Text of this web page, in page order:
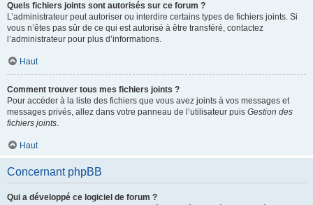
Quels fichiers joints sont autorisés sur ce forum ?
L’administrateur peut autoriser ou interdire certains types de fichiers joints. Si
vous n’êtes pas sûr de ce qui est autorisé à être transféré, contactez
l’administrateur pour plus d’informations.
Haut
Comment trouver tous mes fichiers joints ?
Pour accéder à la liste des fichiers que vous avez joints à vos messages et
messages privés, allez dans votre panneau de l’utilisateur puis Gestion des
fichiers joints.
Haut
Concernant phpBB
Qui a développé ce logiciel de forum ?